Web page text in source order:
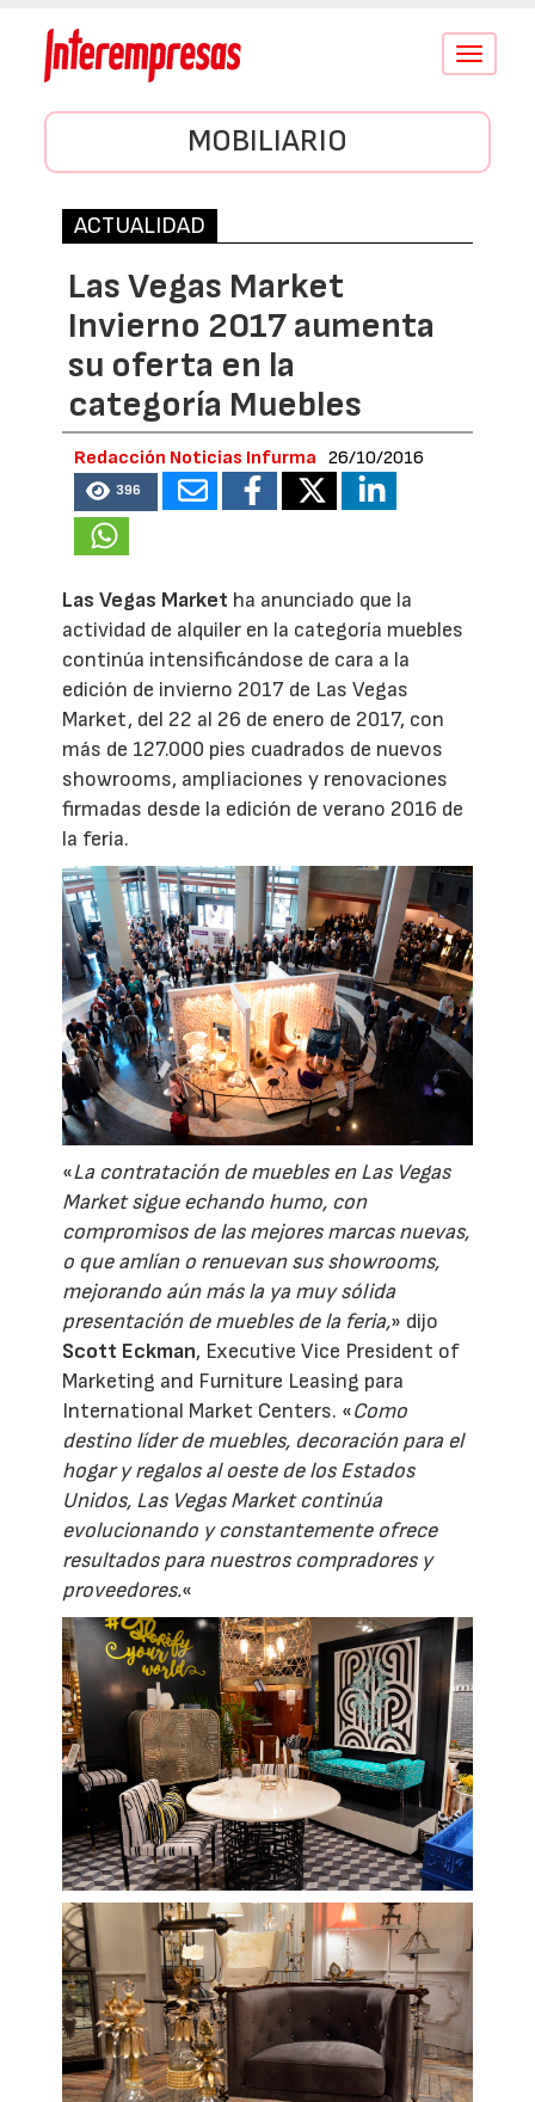
Conmutar
MOBILIARIO
ACTUALIDAD
Las Vegas Market
Invierno 2017 aumenta
su oferta en la
categoría Muebles
Redacción Noticias Infurma 26/10/2016
396
Las Vegas Market ha anunciado que la
actividad de alquiler en la categoría muebles
continúa intensificándose de cara a la
edición de invierno 2017 de Las Vegas
Market, del 22 al 26 de enero de 2017, con
más de 127.000 pies cuadrados de nuevos
showrooms, ampliaciones y renovaciones
firmadas desde la edición de verano 2016 de
la feria.
«La contratación de muebles en Las Vegas
Market sigue echando humo, con
compromisos de las mejores marcas nuevas,
o que amlían o renuevan sus showrooms,
mejorando aún más la ya muy sólida
presentación de muebles de la feria,» dijo
Scott Eckman, Executive Vice President of
Marketing and Furniture Leasing para
International Market Centers. «Como
destino líder de muebles, decoración para el
hogar y regalos al oeste de los Estados
Unidos, Las Vegas Market continúa
evolucionando y constantemente ofrece
resultados para nuestros compradores y
proveedores.«